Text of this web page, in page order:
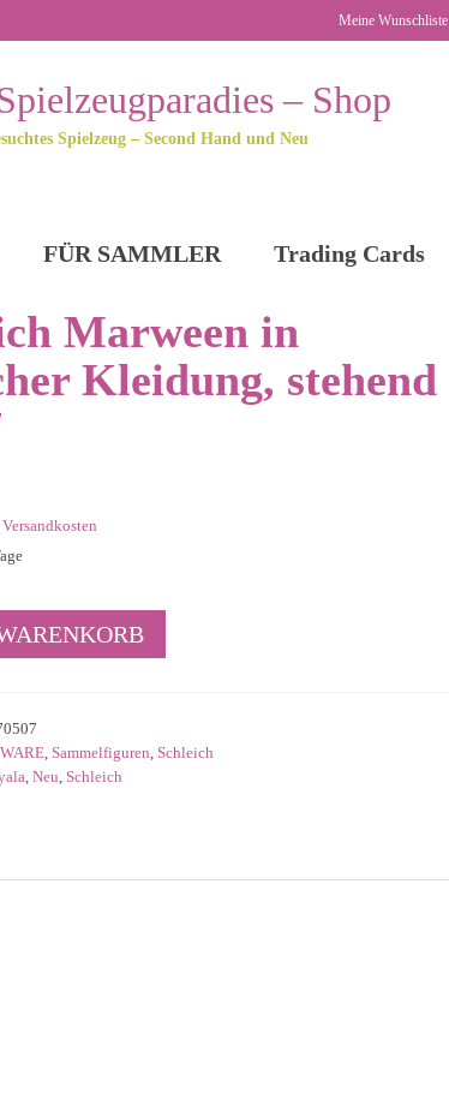
Meine Wunschliste
Spielzeug – Second Hand und Neu
FÜR SAMMLER Trading Cards
Marween in
Kleidung, stehend
Versandkosten
, Sammelfiguren Schleich
Neu Schleich